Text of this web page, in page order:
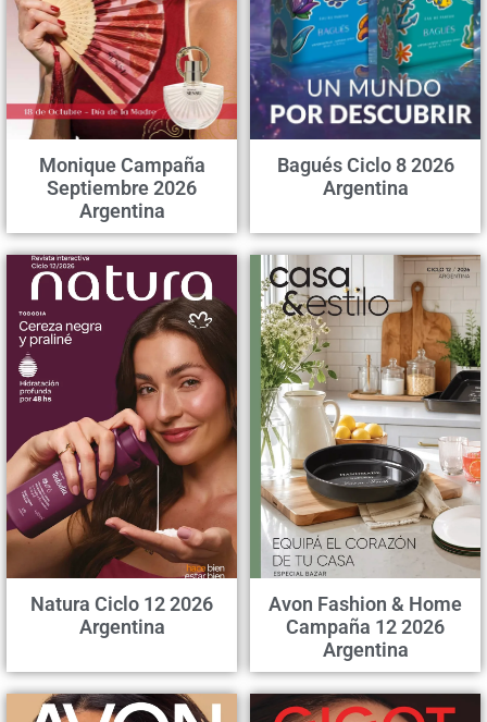
Monique Campaña
Septiembre 2026
Argentina
Bagués Ciclo 8 2026
Argentina
Natura Ciclo 12 2026
Argentina
Avon Fashion & Home
Campaña 12 2026
Argentina